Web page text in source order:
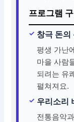
프로그램
창극 돈의
평생 가난
마을 사람
되려는 유
펼쳐져요.
우리소리
전통음악